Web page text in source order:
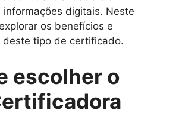
digitais. Neste
os benefícios e
deste tipo de certificado.
escolher o